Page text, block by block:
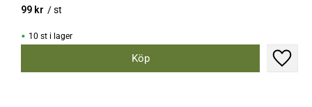
99 kr /st
Lägg
10 st i lager